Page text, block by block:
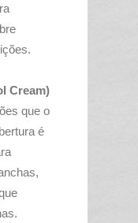
Cream)
que o
é